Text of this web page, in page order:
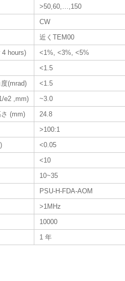
>50,60,…,150
CW
近くTEM00
4 hours)
<1%, <3%, <5%
<1.5
(mrad)
<1.5
e2 ,mm)
~3.0
(mm)
24.8
>100:1
<0.05
<10
10~35
PSU-H-FDA-AOM
>1MHz
10000
1 年